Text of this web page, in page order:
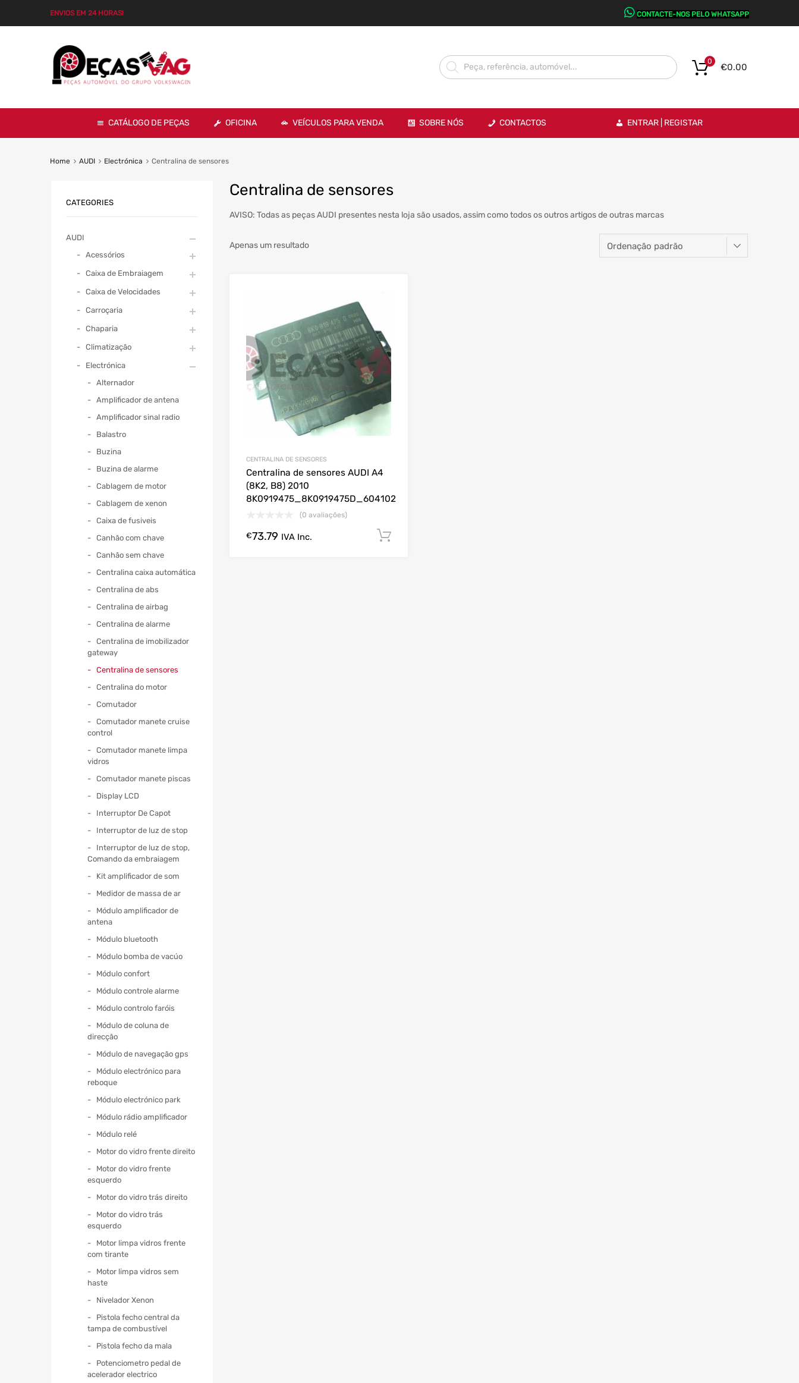
ENVIOS EM 24 HORAS! CONTACTE-NOS PELO WHATSAPP
€0.00
0
CATÁLOGO DE PEÇAS OFICINA VEÍCULOS PARA VENDA SOBRE NÓS CONTACTOS ENTRAR | REGISTAR
Home AUDI Electrónica Centralina de sensores
Centralina de sensores
AVISO: Todas as peças AUDI presentes nesta loja são usados, assim como todos os outros artigos de outras marcas
Apenas um resultado
CENTRALINA DE SENSORES
Centralina de sensores AUDI A4
(8K2, B8) 2010
8K0919475_8K0919475D_604102
(0 avaliações)
€73.79 IVA Inc.
CATEGORIES
AUDI
Acessórios
Caixa de Embraiagem
Caixa de Velocidades
Carroçaria
Chaparia
Climatização
Electrónica
Alternador
Amplificador de antena
Amplificador sinal radio
Balastro
Buzina
Buzina de alarme
Cablagem de motor
Cablagem de xenon
Caixa de fusiveis
Canhão com chave
Canhão sem chave
Centralina caixa automática
Centralina de abs
Centralina de airbag
Centralina de alarme
Centralina de imobilizador
gateway
Centralina de sensores
Centralina do motor
Comutador
Comutador manete cruise
control
Comutador manete limpa
vidros
Comutador manete piscas
Display LCD
Interruptor De Capot
Interruptor de luz de stop
Interruptor de luz de stop,
Comando da embraiagem
Kit amplificador de som
Medidor de massa de ar
Módulo amplificador de
antena
Módulo bluetooth
Módulo bomba de vacúo
Módulo confort
Módulo controle alarme
Módulo controlo faróis
Módulo de coluna de
direcção
Módulo de navegação gps
Módulo electrónico para
reboque
Módulo electrónico park
Módulo rádio amplificador
Módulo relé
Motor do vidro frente direito
Motor do vidro frente
esquerdo
Motor do vidro trás direito
Motor do vidro trás
esquerdo
Motor limpa vidros frente
com tirante
Motor limpa vidros sem
haste
Nivelador Xenon
Pistola fecho central da
tampa de combustível
Pistola fecho da mala
Potenciometro pedal de
acelerador electrico